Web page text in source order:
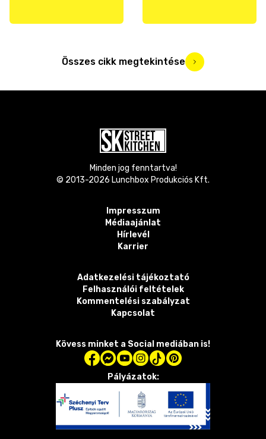
Összes cikk megtekintése
Minden jog fenntartva!
© 2013-2026 Lunchbox Produkciós Kft.
Impresszum
Médiaajánlat
Hírlevél
Karrier
Adatkezelési tájékoztató
Felhasználói feltételek
Kommentelési szabályzat
Kapcsolat
Kövess minket a Social mediában is!
Pályázatok: